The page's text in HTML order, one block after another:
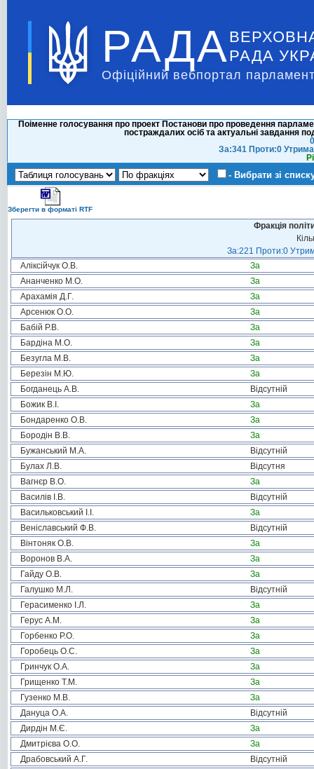
РАДА РАДА
Офіційний вебпортал
Поіменне голосування про проект Постанови про проведення
постраждалих осіб та актуальні завдання
За:341 Проти:0
- Вибрати зі
Зберегти в форматі RTF
Фракція
За:221 Проти:0
Аліксійчук О.В.
За
Ананченко М.О.
За
Арахамія Д.Г.
За
Арсенюк О.О.
За
Бабій Р.В.
За
Бардіна М.О.
За
Безугла М.В.
За
Березін М.Ю.
За
Богданець А.В.
Відсутній
Божик В.І.
За
Бондаренко О.В.
За
Бородін В.В.
За
Бужанський М.А.
Відсутній
Булах Л.В.
Відсутня
Вагнєр В.О.
За
Василів І.В.
Відсутній
Васильковський І.І.
За
Веніславський Ф.В.
Відсутній
Вінтоняк О.В.
За
Воронов В.А.
За
Гайду О.В.
За
Галушко М.Л.
Відсутній
Герасименко І.Л.
За
Герус А.М.
За
Горбенко Р.О.
За
Горобець О.С.
За
Гринчук О.А.
За
Грищенко Т.М.
За
Гузенко М.В.
За
Дануца О.А.
Відсутній
Дирдін М.Є.
За
Дмитрієва О.О.
За
Драбовський А.Г.
Відсутній